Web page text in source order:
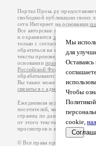
Мы
для
Оставаясь
Чтобы
cookie,
Портал Проза.ру
свободной публикации своих
сети Интернет на основании
Все авторские права на
и охраняются законом
.
только с согласия его автора,
обратиться на его авторской
тексты произведений авторы
основанииправил публикации
Российской Федерации
обрабатываются на основании
Вы также можете посмотреть
связаться с администрацией
Ежедневная аудитория
посетителей, которые в
страниц по данным счетчика
от этого текста. В каждой
просмотров и количество
© Все права принадлежат